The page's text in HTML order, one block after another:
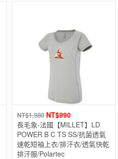
NT$1,980 NT$990
長毛象-法國【MILLET】LD
POWER B C TS SS/抗菌透氣
速乾短袖上衣/排汗衣/透氣快乾
排汗服/Polartec